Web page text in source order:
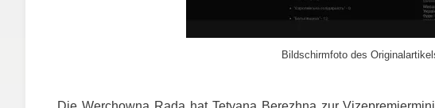
Bildschirmfoto des